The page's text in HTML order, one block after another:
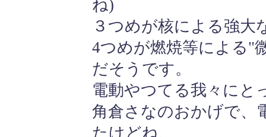
ね)
３つめが核による強大
4つめが燃焼等による"
だそうです。
電動やつてる我々にと
角倉さなのおかげで、
たけどね、